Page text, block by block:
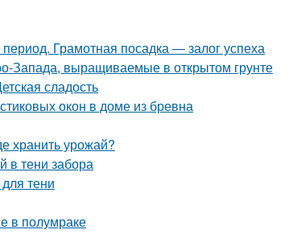
Грамотная посадка — залог успеха
Запада, выращиваемые в открытом грунте
сладость
окон в доме из бревна
хранить урожай?
в тени забора
тени
в полумраке